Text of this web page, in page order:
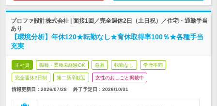
プロファ設計株式会社 | 面接1回／完全週休2日（土日祝）／住宅・通勤手当
あり
【環境分析】年休120★転勤なし★育休取得率100％★各種手当
充実
正社員 職種・業種未経験OK 急募 転勤なし 学歴不問
完全週休2日制 第二新卒歓迎 女性のおしごと掲載中
情報更新日：2026/07/28 終了予定日： 2026/10/01